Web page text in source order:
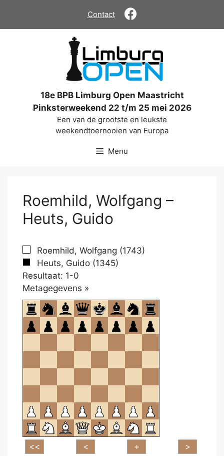
de
Contact
18e BPB Limburg Open Maastricht
Pinksterweekend 22 t/m 25 mei 2026
Een van de grootste en leukste
weekendtoernooien van Europa
Menu
Roemhild, Wolfgang –
Heuts, Guido
Roemhild, Wolfgang (1743)
Heuts, Guido (1345)
Resultaat: 1-0
Metagegevens »
om
te
openen.